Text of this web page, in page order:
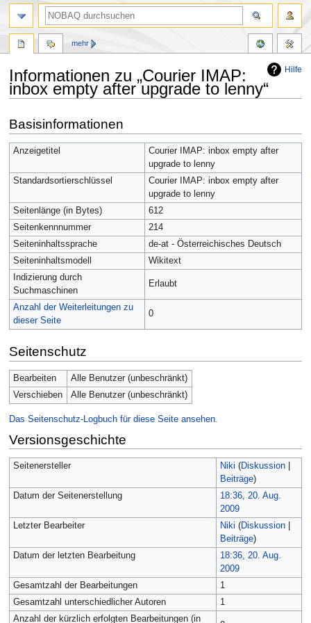
Hilfe
Informationen zu „Courier IMAP:
inbox empty after upgrade to lenny“
Navigation
springen
Suche
springen
Basisinformationen
Anzeigetitel
Courier IMAP: inbox empty after
upgrade to lenny
Standardsortierschlüssel
Courier IMAP: inbox empty after
upgrade to lenny
Seitenlänge (in Bytes)
612
Seitenkennnummer
214
Seiteninhaltssprache
de-at - Österreichisches Deutsch
Seiteninhaltsmodell
Wikitext
Indizierung durch
Suchmaschinen
Erlaubt
Anzahl der Weiterleitungen zu
dieser Seite
0
Seitenschutz
Bearbeiten
Alle Benutzer (unbeschränkt)
Verschieben
Alle Benutzer (unbeschränkt)
Das Seitenschutz-Logbuch für diese Seite ansehen.
Versionsgeschichte
Seitenersteller Niki (Diskussion|
Beiträge)
Datum der Seitenerstellung
18:36, 20. Aug.
2009
Letzter Bearbeiter
Niki (Diskussion|
Beiträge)
Datum der letzten Bearbeitung
18:36, 20. Aug.
2009
Gesamtzahl der Bearbeitungen
1
Gesamtzahl unterschiedlicher Autoren
1
Anzahl der kürzlich erfolgten Bearbeitungen (in
mehr